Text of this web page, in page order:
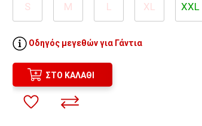
S M L XL XXL
Οδηγός μεγεθών για Γάντια
ΣΤΟ ΚΑΛΆΘΙ